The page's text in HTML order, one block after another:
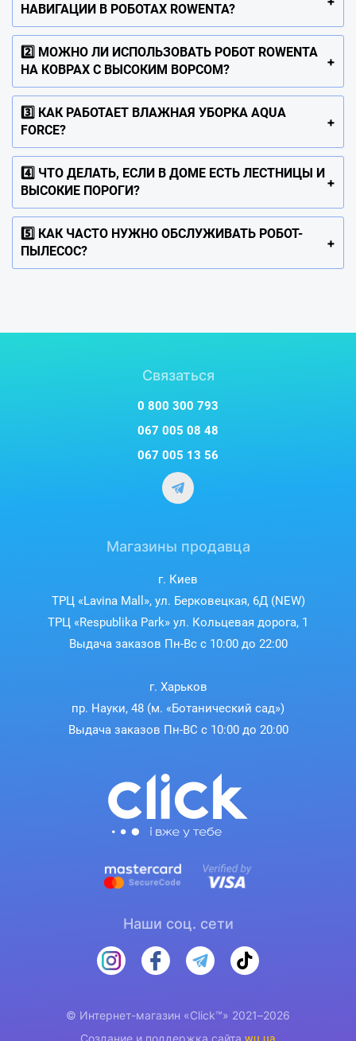
НАВИГАЦИИ В РОБОТАХ ROWENTA?
2️⃣ МОЖНО ЛИ ИСПОЛЬЗОВАТЬ РОБОТ ROWENTA
НА КОВРАХ С ВЫСОКИМ ВОРСОМ?
3️⃣ КАК РАБОТАЕТ ВЛАЖНАЯ УБОРКА AQUA
FORCE?
4️⃣ ЧТО ДЕЛАТЬ, ЕСЛИ В ДОМЕ ЕСТЬ ЛЕСТНИЦЫ И
ВЫСОКИЕ ПОРОГИ?
5️⃣ КАК ЧАСТО НУЖНО ОБСЛУЖИВАТЬ РОБОТ-
ПЫЛЕСОС?
Связаться
0 800 300 793
067 005 08 48
067 005 13 56
Магазины продавца
г. Киев
ТРЦ «Lavina Mall», ул. Берковецкая, 6Д (NEW)
ТРЦ «Respublika Park» ул. Кольцевая дорога, 1
Выдача заказов Пн-Вс с 10:00 до 22:00
г. Харьков
пр. Науки, 48 (м. «Ботанический сад»)
Выдача заказов Пн-ВС с 10:00 до 20:00
Наши соц. сети
© Интернет-магазин «Click™» 2021–2026
Создание и поддержка сайта wu.ua